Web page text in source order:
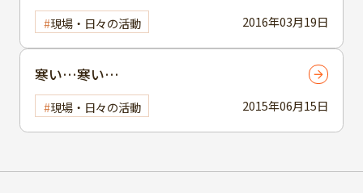
2016年03月19日
現場・日々の活動
2015年06月15日
寒い…寒い…
現場・日々の活動